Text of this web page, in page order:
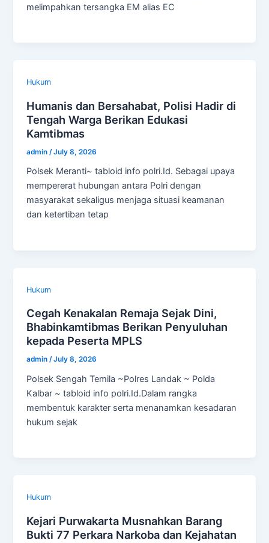
melimpahkan tersangka EM alias EC
Hukum
Humanis dan Bersahabat, Polisi Hadir di
Tengah Warga Berikan Edukasi
Kamtibmas
admin /July 8, 2026
Polsek Meranti~ tabloid info polri.Id. Sebagai upaya
mempererat hubungan antara Polri dengan
masyarakat sekaligus menjaga situasi keamanan
dan ketertiban tetap
Hukum
Cegah Kenakalan Remaja Sejak Dini,
Bhabinkamtibmas Berikan Penyuluhan
kepada Peserta MPLS
admin/July 8, 2026
Polsek Sengah Temila ~Polres Landak ~ Polda
Kalbar ~ tabloid info polri.Id.Dalam rangka
membentuk karakter serta menanamkan kesadaran
hukum sejak
Hukum
Kejari Purwakarta Musnahkan Barang
Bukti 77 Perkara Narkoba dan Kejahatan